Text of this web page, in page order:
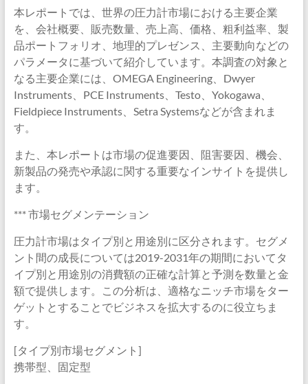
本レポートでは、世界の圧力計市場における主要企業
を、会社概要、販売数量、売上高、価格、粗利益率、製
品ポートフォリオ、地理的プレゼンス、主要動向などの
パラメータに基づいて紹介しています。本調査の対象と
なる主要企業には、OMEGA Engineering、Dwyer
Instruments、PCE Instruments、Testo、Yokogawa、
Fieldpiece Instruments、Setra Systemsなどが含まれま
す。
また、本レポートは市場の促進要因、阻害要因、機会、
新製品の発売や承認に関する重要なインサイトを提供し
ます。
*** 市場セグメンテーション
圧力計市場はタイプ別と用途別に区分されます。セグメ
ント間の成長については2019-2031年の期間においてタ
イプ別と用途別の消費額の正確な計算と予測を数量と金
額で提供します。この分析は、適格なニッチ市場をター
ゲットとすることでビジネスを拡大するのに役立ちま
す。
[タイプ別市場セグメント]
携帯型、固定型